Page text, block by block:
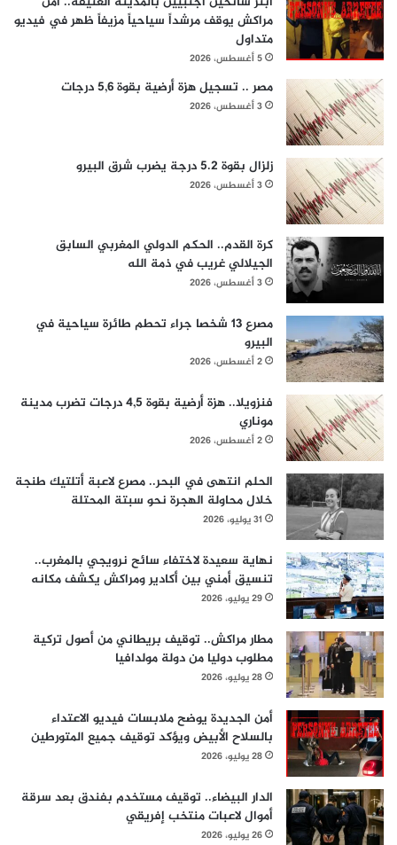
مراكش يوقف مرشداً سياحياً مزيفاً ظهر في فيديو
متداول
5 أغسطس، 2026
مصر .. تسجيل هزة أرضية بقوة 5,6 درجات
3 أغسطس، 2026
زلزال بقوة 5.2 درجة يضرب شرق البيرو
3 أغسطس، 2026
كرة القدم.. الحكم الدولي المغربي السابق
الجيلالي غريب في ذمة الله
3 أغسطس، 2026
مصرع 13 شخصا جراء تحطم طائرة سياحية في
البيرو
2 أغسطس، 2026
فنزويلا.. هزة أرضية بقوة 4,5 درجات تضرب مدينة
موناري
2 أغسطس، 2026
الحلم انتهى في البحر.. مصرع لاعبة أتلتيك طنجة
خلال محاولة الهجرة نحو سبتة المحتلة
31 يوليو، 2026
نهاية سعيدة لاختفاء سائح نرويجي بالمغرب..
تنسيق أمني بين أكادير ومراكش يكشف مكانه
29 يوليو، 2026
مطار مراكش.. توقيف بريطاني من أصول تركية
مطلوب دوليا من دولة مولدافيا
28 يوليو، 2026
أمن الجديدة يوضح ملابسات فيديو الاعتداء
بالسلاح الأبيض ويؤكد توقيف جميع المتورطين
28 يوليو، 2026
الدار البيضاء.. توقيف مستخدم بفندق بعد سرقة
أموال لاعبات منتخب إفريقي
26 يوليو، 2026